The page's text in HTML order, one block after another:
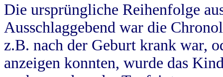
Die ursprüngliche Reihenfolge
Ausschlaggebend war die
z.B. nach der Geburt krank war,
anzeigen konnten, wurde das